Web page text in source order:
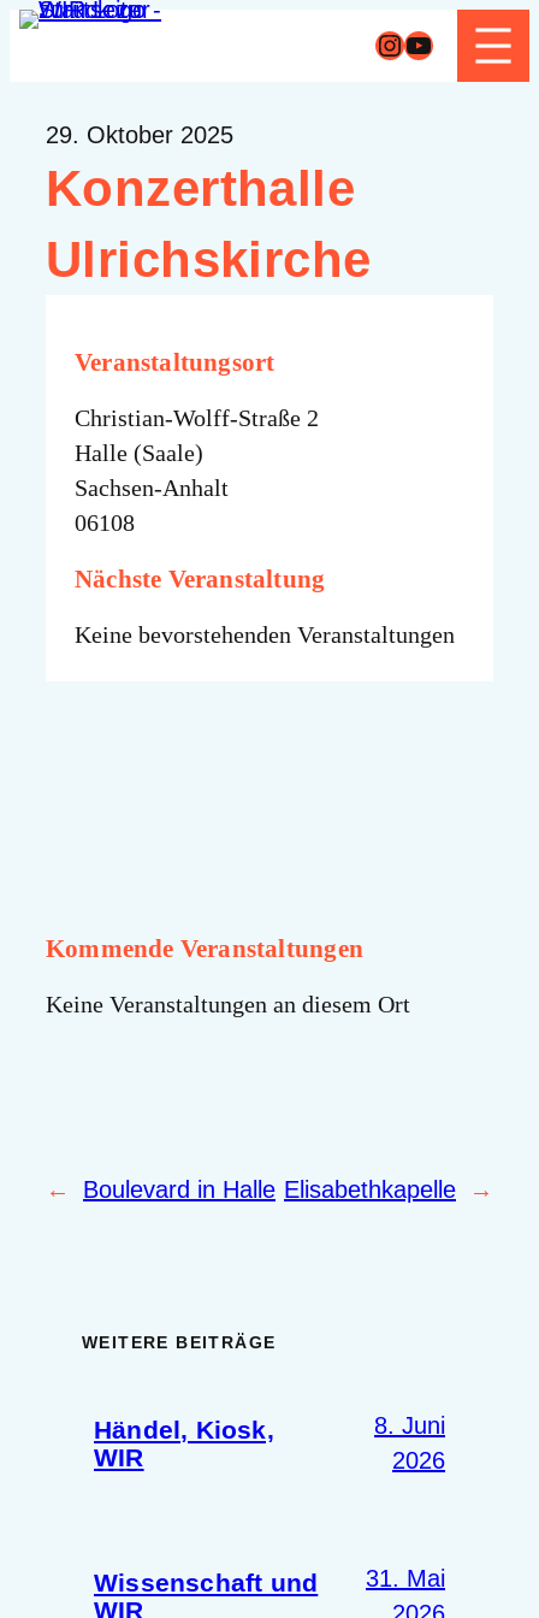
Zum
Instagram
YouTube
29. Oktober 2025
Konzerthalle
Ulrichskirche
Veranstaltungsort
Christian-Wolff-Straße 2
Halle (Saale)
Sachsen-Anhalt
06108
Nächste Veranstaltung
Keine bevorstehenden Veranstaltungen
Kommende Veranstaltungen
Keine Veranstaltungen an diesem Ort
← Boulevard in Halle Elisabethkapelle →
WEITERE BEITRÄGE
Händel, Kiosk,
WIR
8. Juni
2026
Wissenschaft und
WIR
31. Mai